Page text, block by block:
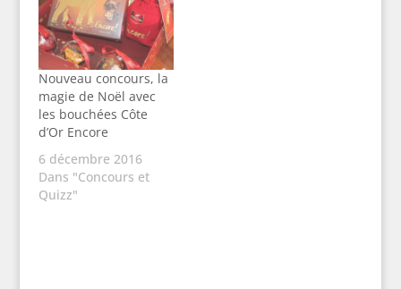
Nouveau concours, la
magie de Noël avec
les bouchées Côte
d’Or Encore
6 décembre 2016
Dans "Concours et
Quizz"